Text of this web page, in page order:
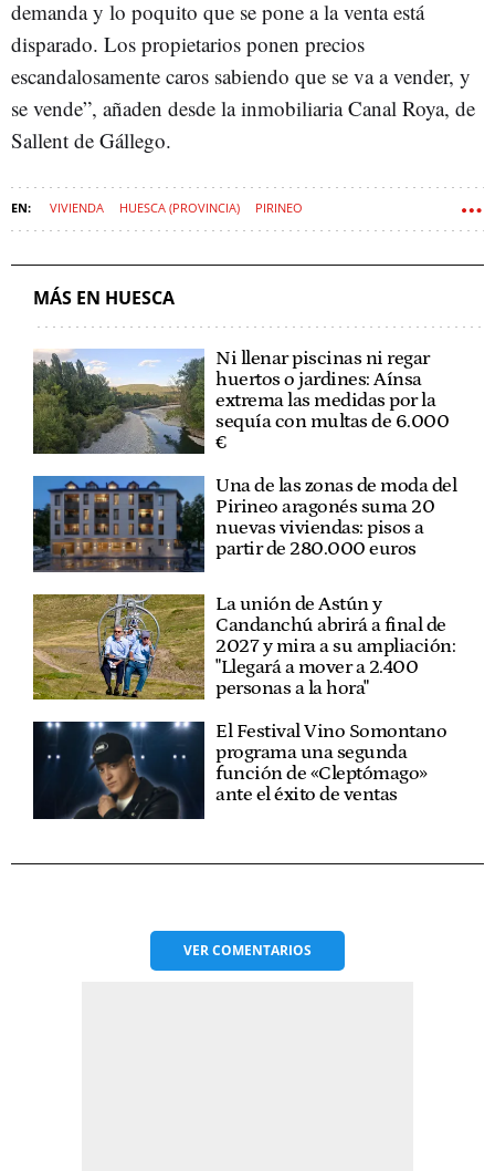
demanda y lo poquito que se pone a la venta está
disparado. Los propietarios ponen precios
escandalosamente caros sabiendo que se va a vender, y
se vende”, añaden desde la inmobiliaria Canal Roya, de
Sallent de Gállego.
VIVIENDA HUESCA (PROVINCIA) PIRINEO
MÁS EN HUESCA
Ni llenar piscinas ni regar
huertos o jardines: Aínsa
extrema las medidas por la
sequía con multas de 6.000
€
Una de las zonas de moda del
Pirineo aragonés suma 20
nuevas viviendas: pisos a
partir de 280.000 euros
La unión de Astún y
Candanchú abrirá a final de
2027 y mira a su ampliación:
"Llegará a mover a 2.400
personas a la hora"
El Festival Vino Somontano
programa una segunda
función de «Cleptómago»
ante el éxito de ventas
VERCOMENTARIOS